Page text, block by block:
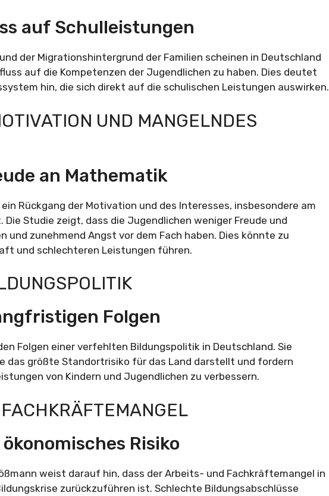
auf Schulleistungen
der Migrationshintergrund der Familien scheinen in Deutschland
auf die Kompetenzen der Jugendlichen zu haben. Dies deutet
hin, die sich direkt auf die schulischen Leistungen auswirken.
UND MANGELNDES
an Mathematik
Rückgang der Motivation und des Interesses, insbesondere am
Studie zeigt, dass die Jugendlichen weniger Freude und
und zunehmend Angst vor dem Fach haben. Dies könnte zu
und schlechteren Leistungen führen.
Folgen
Folgen einer verfehlten Bildungspolitik in Deutschland. Sie
das größte Standortrisiko für das Land darstellt und fordern
von Kindern und Jugendlichen zu verbessern.
Risiko
weist darauf hin, dass der Arbeits- und Fachkräftemangel in
zurückzuführen ist. Schlechte Bildungsabschlüsse